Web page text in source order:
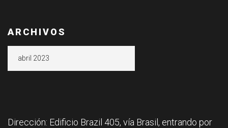
ARCHIVOS
Dirección: Edificio Brazil 405, vía Brasil, entrando por